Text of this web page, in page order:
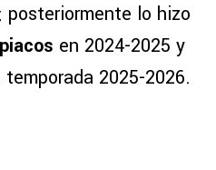
posteriormente lo hizo
en 2024-2025 y
temporada 2025-2026.